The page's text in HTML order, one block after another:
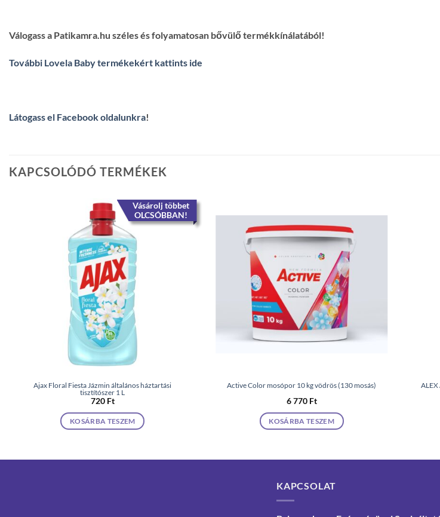
Válogass a Patikamra.hu széles és folyamatosan bővülő termékkínálatából!
További Lovela Baby termékekért kattints ide
Látogass el Facebook oldalunkra!
KAPCSOLÓDÓ TERMÉKEK
Vásárolj többet
OLCSÓBBAN!
Ajax Floral Fiesta Jázmin általános háztartási
tisztítószer 1 L
720 Ft
KOSÁRBA TESZEM
Active Color mosópor 10 kg vödrös (130 mosás)
6 770 Ft
KOSÁRBA TESZEM
KAPCSOLAT